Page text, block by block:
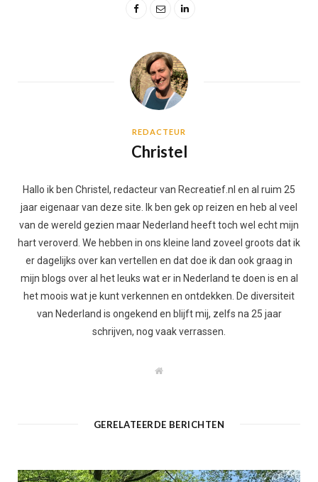
REDACTEUR
Christel
Hallo ik ben Christel, redacteur van Recreatief.nl en al ruim 25
jaar eigenaar van deze site. Ik ben gek op reizen en heb al veel
van de wereld gezien maar Nederland heeft toch wel echt mijn
hart veroverd. We hebben in ons kleine land zoveel groots dat ik
er dagelijks over kan vertellen en dat doe ik dan ook graag in
mijn blogs over al het leuks wat er in Nederland te doen is en al
het moois wat je kunt verkennen en ontdekken. De diversiteit
van Nederland is ongekend en blijft mij, zelfs na 25 jaar
schrijven, nog vaak verrassen.
W
e
GERELATEERDE BERICHTEN